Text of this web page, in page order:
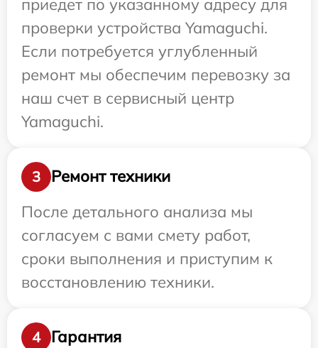
приедет по указанному адресу для
проверки устройства Yamaguchi.
Если потребуется углубленный
ремонт мы обеспечим перевозку за
наш счет в сервисный центр
Yamaguchi.
3
Ремонт техники
После детального анализа мы
согласуем с вами смету работ,
сроки выполнения и приступим к
восстановлению техники.
4
Гарантия